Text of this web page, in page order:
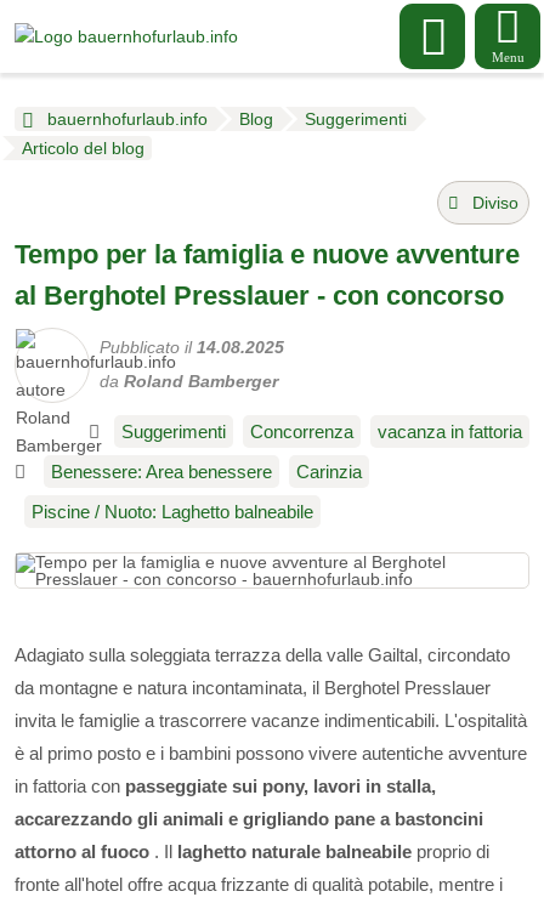
Menu
bauernhofurlaub.info Blog
Suggerimenti
Articolo del blog
Diviso
Tempo per la famiglia e nuove avventure
al Berghotel Presslauer - con concorso
Pubblicato il14.08.2025
da Roland Bamberger
Suggerimenti Concorrenza
vacanza in fattoria
Benessere: Area benessere
Carinzia
Piscine / Nuoto: Laghetto balneabile
Adagiato sulla soleggiata terrazza della valle Gailtal, circondato
da montagne e natura incontaminata, il Berghotel Presslauer
invita le famiglie a trascorrere vacanze indimenticabili. L'ospitalità
è al primo posto e i bambini possono vivere autentiche avventure
in fattoria con passeggiate sui pony, lavori in stalla,
accarezzando gli animali e grigliando pane a bastoncini
attorno al fuoco . Il laghetto naturale balneabile proprio di
fronte all'hotel offre acqua frizzante di qualità potabile, mentre i